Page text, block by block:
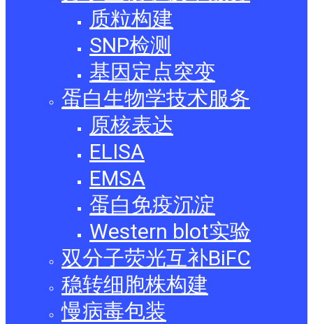
质粒构建
SNP检测
基因定点突变
蛋白生物学技术服务
原核表达
ELISA
EMSA
蛋白免疫沉淀
Western blot实验
双分子荧光互补BiFC
稳转细胞株构建
慢病毒包装